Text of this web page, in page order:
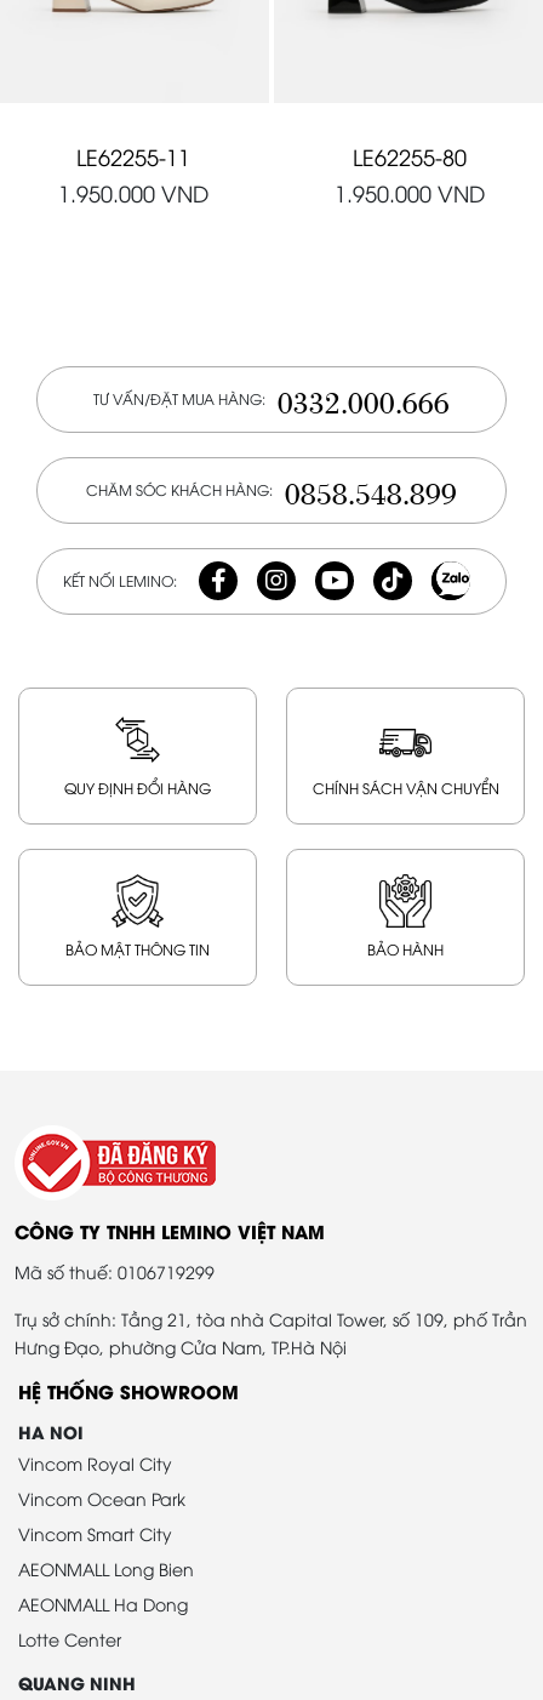
LE62255-11
1.950.000 VND
LE62255-80
1.950.000 VND
TƯ VẤN/ĐẶT MUA HÀNG: 0332.000.666
CHĂM SÓC KHÁCH HÀNG: 0858.548.899
KẾT NỐI LEMINO:
QUY ĐỊNH ĐỔI HÀNG CHÍNH SÁCH VẬN CHUYỂN
BẢO MẬT THÔNG TIN BẢO HÀNH
CÔNG TY TNHH LEMINO VIỆT NAM
Mã số thuế: 0106719299
Trụ sở chính: Tầng 21, tòa nhà Capital Tower, số 109, phố Trần
Hưng Đạo, phường Cửa Nam, TP.Hà Nội
HỆ THỐNG SHOWROOM
HA NOI
Vincom Royal City
Vincom Ocean Park
Vincom Smart City
AEONMALL Long Bien
AEONMALL Ha Dong
Lotte Center
QUANG NINH